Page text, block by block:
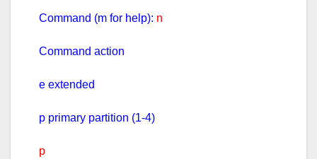
Command (m for help): n
Command action
e extended
p primary partition (1-4)
p